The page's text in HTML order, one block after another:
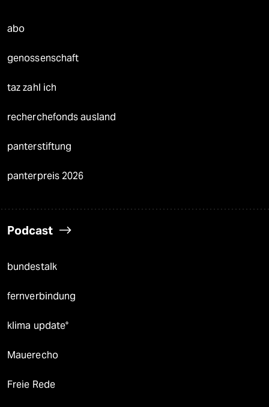
abo
genossenschaft
taz zahl ich
recherchefonds ausland
panterstiftung
panterpreis 2026
Podcast
bundestalk
fernverbindung
klima update°
Mauerecho
Freie Rede